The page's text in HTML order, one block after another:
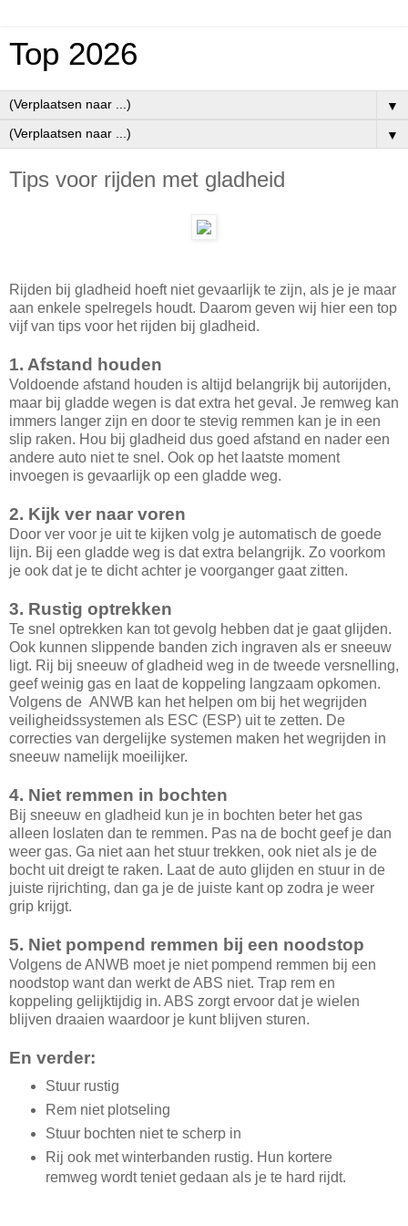
Top 2026
▼
▼
Tips voor rijden met gladheid
Rijden bij gladheid hoeft niet gevaarlijk te zijn, als je je maar
aan enkele spelregels houdt. Daarom geven wij hier een top
vijf van tips voor het rijden bij gladheid.
1. Afstand houden
Voldoende afstand houden is altijd belangrijk bij autorijden,
maar bij gladde wegen is dat extra het geval. Je remweg kan
immers langer zijn en door te stevig remmen kan je in een
slip raken. Hou bij gladheid dus goed afstand en nader een
andere auto niet te snel. Ook op het laatste moment
invoegen is gevaarlijk op een gladde weg.
2. Kijk ver naar voren
Door ver voor je uit te kijken volg je automatisch de goede
lijn. Bij een gladde weg is dat extra belangrijk. Zo voorkom
je ook dat je te dicht achter je voorganger gaat zitten.
3. Rustig optrekken
Te snel optrekken kan tot gevolg hebben dat je gaat glijden.
Ook kunnen slippende banden zich ingraven als er sneeuw
ligt. Rij bij sneeuw of gladheid weg in de tweede versnelling,
geef weinig gas en laat de koppeling langzaam opkomen.
Volgens de ANWB kan het helpen om bij het wegrijden
veiligheidssystemen als ESC (ESP) uit te zetten. De
correcties van dergelijke systemen maken het wegrijden in
sneeuw namelijk moeilijker.
4. Niet remmen in bochten
Bij sneeuw en gladheid kun je in bochten beter het gas
alleen loslaten dan te remmen. Pas na de bocht geef je dan
weer gas. Ga niet aan het stuur trekken, ook niet als je de
bocht uit dreigt te raken. Laat de auto glijden en stuur in de
juiste rijrichting, dan ga je de juiste kant op zodra je weer
grip krijgt.
5. Niet pompend remmen bij een noodstop
Volgens de ANWB moet je niet pompend remmen bij een
noodstop want dan werkt de ABS niet. Trap rem en
koppeling gelijktijdig in. ABS zorgt ervoor dat je wielen
blijven draaien waardoor je kunt blijven sturen.
En verder:
Stuur rustig
Rem niet plotseling
Stuur bochten niet te scherp in
Rij ook met winterbanden rustig. Hun kortere
remweg wordt teniet gedaan als je te hard rijdt.